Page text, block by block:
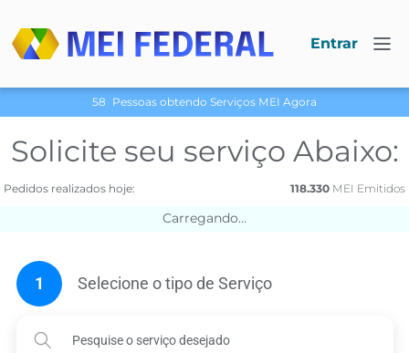
Entrar
58 Pessoas obtendo Serviços МЕI Agora
Solicite seu serviço Abaixo:
Pedidos realizados hoje: 118.330МЕI Emitidos
Carregando...
1 Selecione o tipo de Serviço